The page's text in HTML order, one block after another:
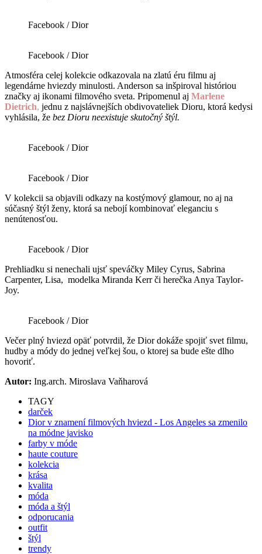
Facebook / Dior
Facebook / Dior
Atmosféra celej kolekcie odkazovala na zlatú éru filmu aj
legendárne hviezdy minulosti. Anderson sa inšpiroval históriou
značky aj ikonami filmového sveta. Pripomenul aj Marlene
Dietrich, jednu z najslávnejších obdivovateliek Dioru, ktorá kedysi
vyhlásila, že bez Dioru neexistuje skutočný štýl.
Facebook / Dior
Facebook / Dior
V kolekcii sa objavili odkazy na kostýmový glamour, no aj na
súčasný štýl ženy, ktorá sa nebojí kombinovať eleganciu s
nenútenosťou.
Facebook / Dior
Prehliadku si nenechali ujsť speváčky Miley Cyrus, Sabrina
Carpenter, Lisa, modelka Miranda Kerr či herečka Anya Taylor-
Joy.
Facebook / Dior
Večer plný hviezd opäť potvrdil, že Dior dokáže spojiť svet filmu,
hudby a módy do jednej veľkej šou, o ktorej sa bude ešte dlho
hovoriť.
Autor: Ing.arch. Miroslava Vaňharová
TAGY
darček
Dior v znamení filmových hviezd - Los Angeles sa zmenilo
na módne javisko
farby v móde
haute couture
kolekcia
krása
kvalita
móda
móda a štýl
odporucania
outfit
štýl
trendy